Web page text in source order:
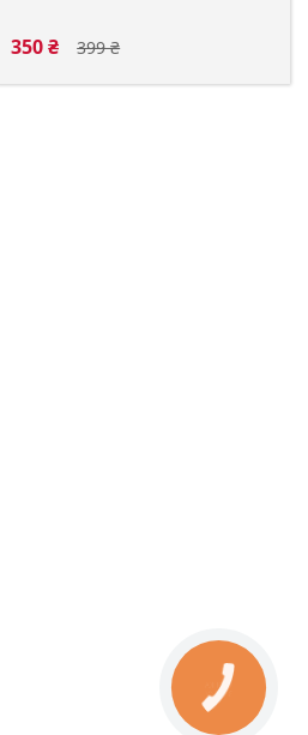
399 ₴
350 ₴